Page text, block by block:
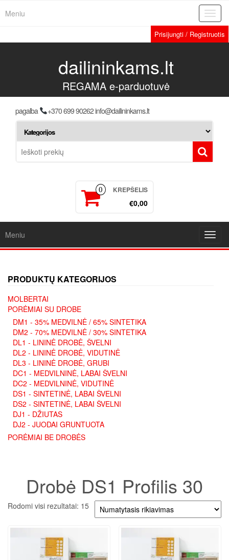
Meniu
Prisijungti / Registruotis
dailininkams.lt
REGAMA e-parduotuvė
pagalba +370 699 90262 info@dailininkams.lt
0 KREPŠELIS
€0,00
Meniu
PRODUKTŲ KATEGORIJOS
MOLBERTAI
PORĖMIAI SU DROBE
DM1 - 35% MEDVILNĖ / 65% SINTETIKA
DM2 - 70% MEDVILNĖ / 30% SINTETIKA
DL1 - LININĖ DROBĖ, ŠVELNI
DL2 - LININĖ DROBĖ, VIDUTINĖ
DL3 - LININĖ DROBĖ, GRUBI
DC1 - MEDVILNINĖ, LABAI ŠVELNI
DC2 - MEDVILNINĖ, VIDUTINĖ
DS1 - SINTETINĖ, LABAI ŠVELNI
DS2 - SINTETINĖ, LABAI ŠVELNI
DJ1 - DŽIUTAS
DJ2 - JUODAI GRUNTUOTA
PORĖMIAI BE DROBĖS
Drobė DS1 Profilis 30
Rodomi visi rezultatai: 15